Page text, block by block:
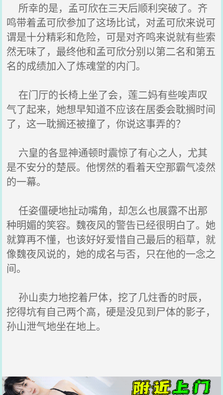
所幸的是，孟可欣在三天后顺利突破了。齐
鸣带着孟可欣参加了这场比试，对孟可欣来说可
谓是十分精彩和危险，可是对齐鸣来说就有些索
然无味了，最终他和孟可欣分别以第二名和第五
名的成绩加入了炼魂堂的内门。
在门厅的长椅上坐了会，莲二妈有些唉声叹
气了起来，她想早知道不应该在居委会耽搁时间
了，这一耽搁还被撞了，你说这事弄的？
六皇的各显神通顿时震惊了有心之人，尤其
是不安分的楚辰。他愣然的看着天空那霸气凌然
的一幕。
任姿僵硬地扯动嘴角，却怎么也展露不出那
种明媚的笑容。魏夜风的警告已经很明白了。她
就算再不懂，也该好好爱惜自己最后的稻草，就
像魏夜风说的，她的成名与否，只在他的一念之
间。
孙山卖力地挖着尸体，挖了几炷香的时辰，
挖得坑有自己两个高，硬是没见到尸体的影子，
孙山泄气地坐在地上。